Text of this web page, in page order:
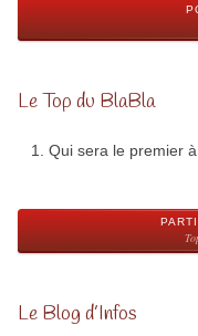
Le Top du BlaBla
Qui sera le premier
Le Blog d’Infos